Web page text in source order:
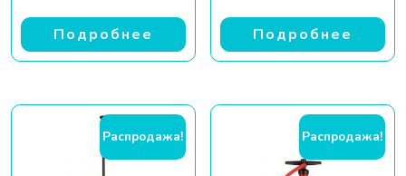
Подробнее Подробнее
Распродажа! Распродажа!